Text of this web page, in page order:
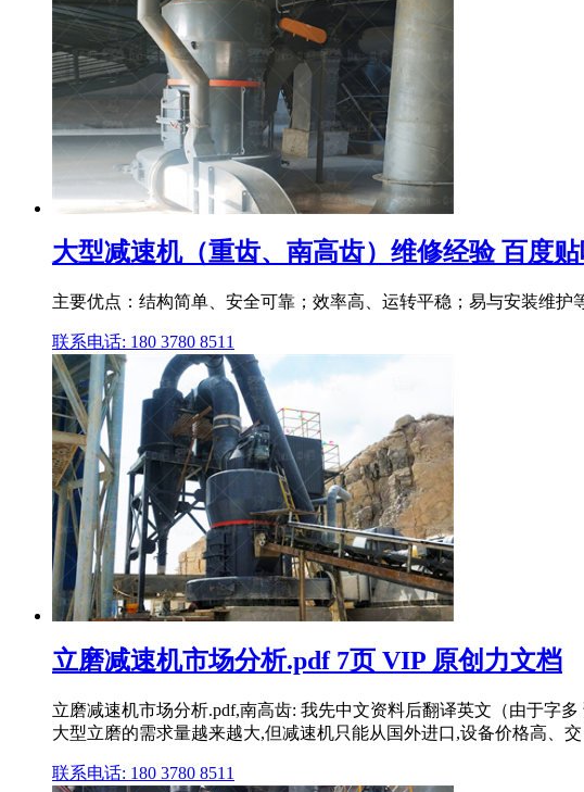
大型减速机（重齿、南高齿）维修经验 百度
主要优点：结构简单、安全可靠；效率高、运转平稳；易与安装维
联系电话: 180 3780 8511
立磨减速机市场分析.pdf 7页 VIP 原创力文档
立磨减速机市场分析.pdf,南高齿: 我先中文资料后翻译英文（由于字
大型立磨的需求量越来越大,但减速机只能从国外进口,设备价格高、交
联系电话: 180 3780 8511